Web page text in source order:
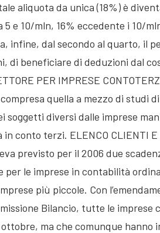
aliquota da unica (18%) è
e 10/mln, 16% eccedente i 10/
infine, dal secondo al quarto, il
di beneficiare di deduzioni dal
PER IMPRESE
quella a mezzo di studi
diversi dalle imprese
conto terzi. ELENCO CLIENTI E
previsto per il 2006 due
per le imprese in contabilità
più piccole. Con
Bilancio, tutte le imprese
ma che comunque hanno